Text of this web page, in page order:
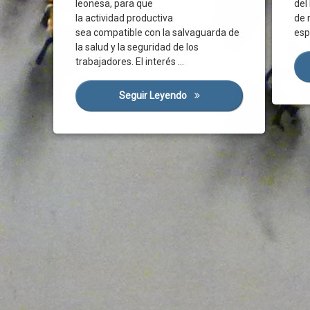
UGT
UPTA
UGT
del
de
Pacto
Pacto
Plan
leonesa, para que
la actividad productiva
sea compatible con la salvaguarda de
la salud y la seguridad de los
trabajadores. El interés …
Seguir Leyendo Por La Supervivencia De
Liquidez
Salud Laboral
Seguridad
Seguridad Jurídica
Tejido Empresarial